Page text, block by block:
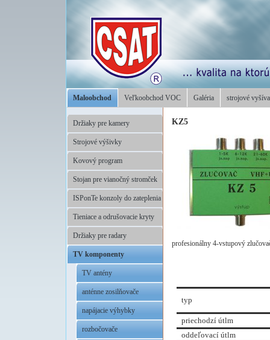
Maloobchod Veľkoobchod VOC Galéria strojové
Držiaky pre kamery
Strojové výšivky
Kovový program
Stojan pre vianočný stromček
ISPonTe konzoly do zateplenia
Tieniace a odrušovacie kryty
Držiaky pre radary
TV komponenty
TV antény
anténne zosilňovače
napájacie výhybky
rozbočovače
KZ5
profesionálny 4-vstupový
typ
priechodzí útlm
oddeľovací útlm